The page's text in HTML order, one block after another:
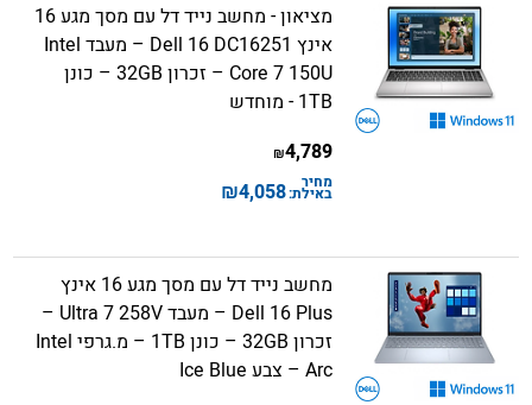
מציאון - מחשב נייד דל עם מסך מגע 16
אינץ Dell 16 DC16251 – מעבד Intel
Core 7 150U – זכרון 32GB – כונן
1TB - מוחדש
4,789
₪
מחיר
באילת:4,058
₪
מחשב נייד דל עם מסך מגע 16 אינץ
Dell 16 Plus – מעבד Ultra 7 258V –
זכרון 32GB – כונן 1TB – מ.גרפי Intel
Arc – צבע Ice Blue